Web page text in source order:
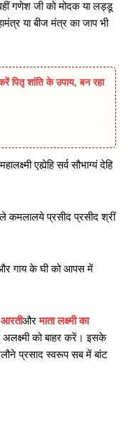
गणेश जी को मोदक या लड्डू
या बीज मंत्र का जाप भी
पितृ शांति के उपाय, बन रहा
एह्येहि सर्व सौभाग्यं देहि
कमलालये प्रसीद प्रसीद श्रीं
गाय के घी को आपस में
औरमाता लक्ष्मी का
को बाहर करें। इसके
प्रसाद स्वरूप सब में बांट